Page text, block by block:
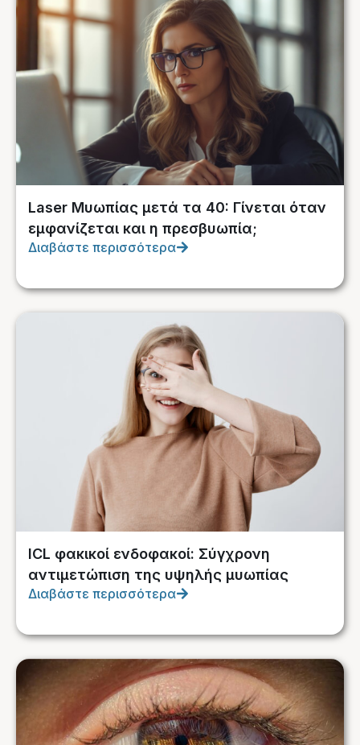
Laser Μυωπίας μετά τα 40: Γίνεται όταν
εμφανίζεται και η πρεσβυωπία;
Διαβάστε περισσότερα
ICL φακικοί ενδοφακοί: Σύγχρονη
αντιμετώπιση της υψηλής μυωπίας
Διαβάστε περισσότερα